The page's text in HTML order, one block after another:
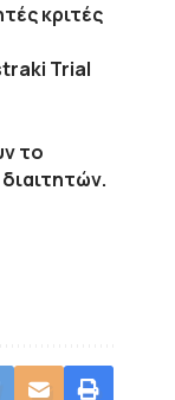
κριτές
Trial
το